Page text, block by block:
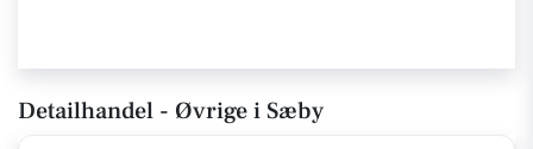
Detailhandel - Øvrige i Sæby